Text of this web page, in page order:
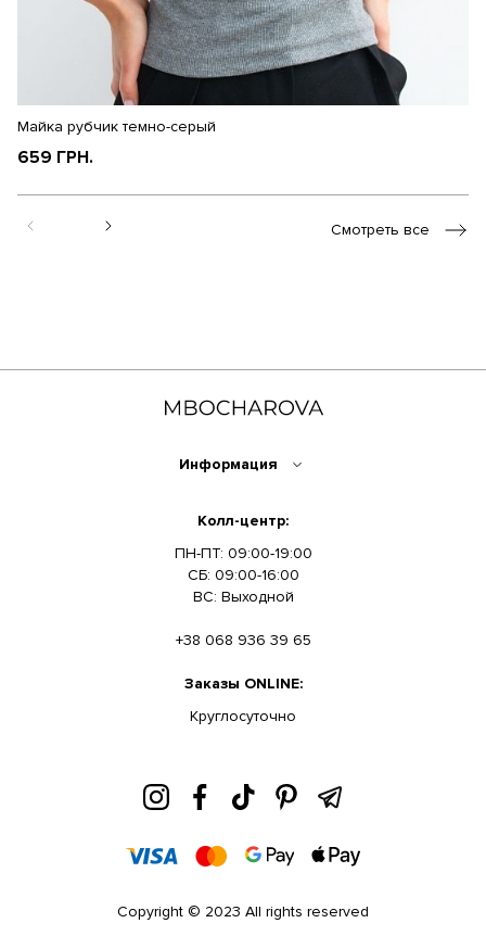
Майка рубчик темно-серый
659 ГРН.
Смотреть все
Информация
Колл-центр:
ПН-ПТ: 09:00-19:00
СБ: 09:00-16:00
ВС: Выходной
+38 068 936 39 65
Заказы ONLINE:
Круглосуточно
Copyright © 2023 All rights reserved